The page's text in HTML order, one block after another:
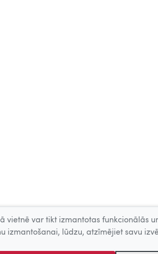
vietnē var tikt izmantotas funkcionālās
izmantošanai, lūdzu, atzīmējiet savu